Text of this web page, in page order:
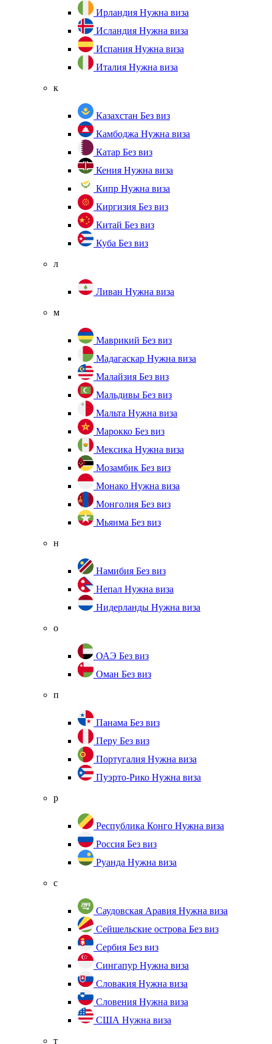
Ирландия Нужна виза
Исландия Нужна виза
Испания Нужна виза
Италия Нужна виза
к
Казахстан Без виз
Камбоджа Нужна виза
Катар Без виз
Кения Нужна виза
Кипр Нужна виза
Киргизия Без виз
Китай Без виз
Куба Без виз
л
Ливан Нужна виза
м
Маврикий Без виз
Мадагаскар Нужна виза
Малайзия Без виз
Мальдивы Без виз
Мальта Нужна виза
Марокко Без виз
Мексика Нужна виза
Мозамбик Без виз
Монако Нужна виза
Монголия Без виз
Мьянма Без виз
н
Намибия Без виз
Непал Нужна виза
Нидерланды Нужна виза
о
ОАЭ Без виз
Оман Без виз
п
Панама Без виз
Перу Без виз
Португалия Нужна виза
Пуэрто-Рико Нужна виза
р
Республика Конго Нужна виза
Россия Без виз
Руанда Нужна виза
с
Саудовская Аравия Нужна виза
Сейшельские острова Без виз
Сербия Без виз
Сингапур Нужна виза
Словакия Нужна виза
Словения Нужна виза
США Нужна виза
т